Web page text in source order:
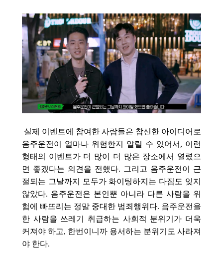
실제 이벤트에 참여한 사람들은 참신한 아이디어로
음주운전이 얼마나 위험한지 알릴 수 있어서, 이런
형태의 이벤트가 더 많이 더 많은 장소에서 열렸으
면 좋겠다는 의견을 전했다. 그리고 음주운전이 근
절되는 그날까지 모두가 화이팅하지는 다짐도 잊지
않았다. 음주운전은 본인뿐 아니라 다른 사람을 위
험에 빠뜨리는 정말 중대한 범죄행위다. 음주운전을
한 사람을 쓰레기 취급하는 사회적 분위기가 더욱
커져야 하고, 한번이니까 용서하는 분위기도 사라져
야 한다.